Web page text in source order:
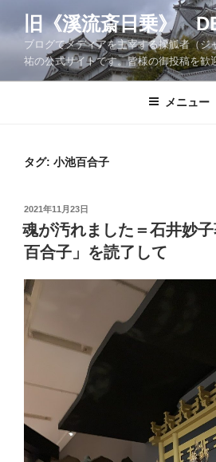
ツ
旧《溪流斎日乗》
ブログでメディアを主宰する操觚者（ジ
祐の公式サイトです。皆様の御投
メニュー
タグ: 小池百合子
投
稿
日:
2021年11月23日
魂が汚れました＝石井妙
百合子」を読了して